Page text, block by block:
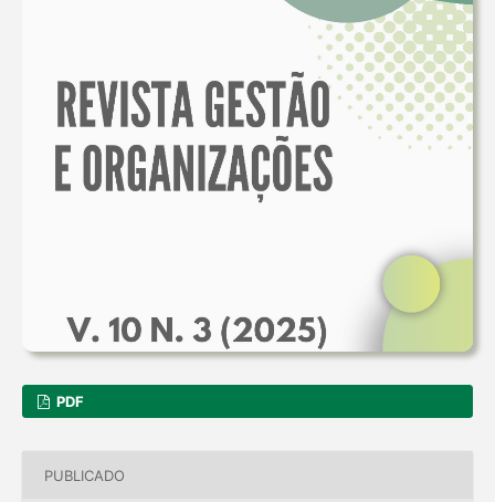
PDF
PUBLICADO